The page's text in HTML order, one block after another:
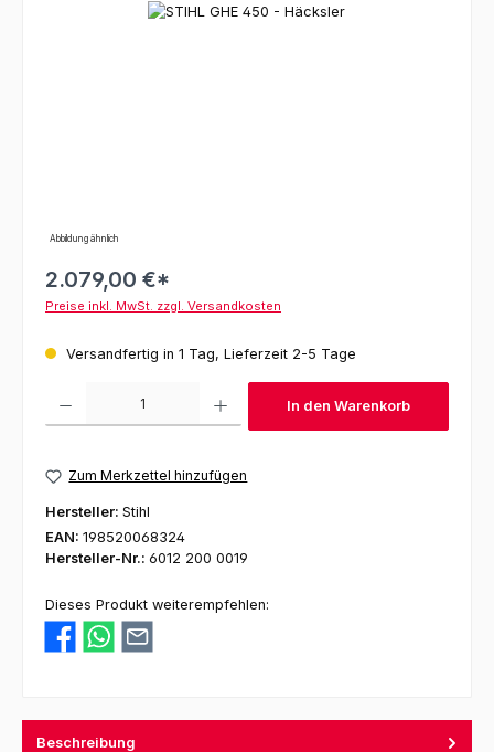
Bildergalerie überspringen
Abbildung ähnlich
2.079,00 €*
Preise inkl. MwSt. zzgl. Versandkosten
Versandfertig in 1 Tag, Lieferzeit 2-5 Tage
In den Warenkorb
Zum Merkzettel hinzufügen
Hersteller: Stihl
EAN: 198520068324
Hersteller-Nr.: 6012 200 0019
Dieses Produkt weiterempfehlen:
Beschreibung